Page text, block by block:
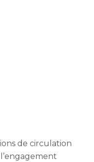
de circulation